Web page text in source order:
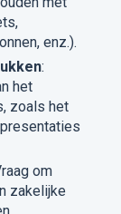
enz.).
:
het
zoals het
om
zakelijke